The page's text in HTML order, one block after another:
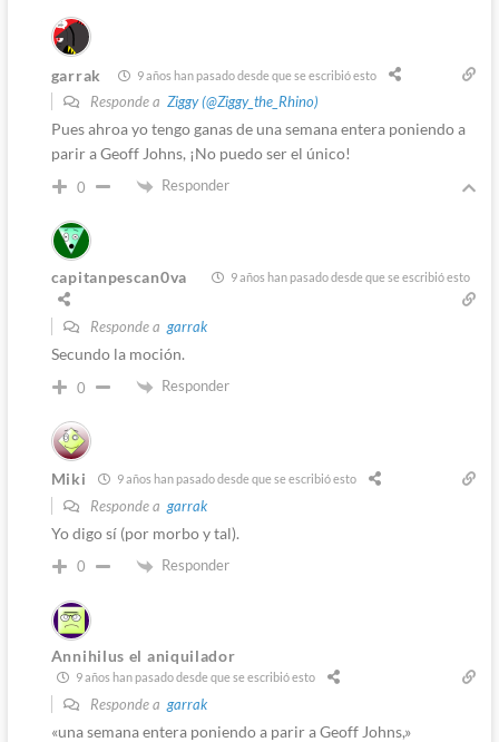
garrak 9 años han pasado desde que se escribió esto
Responde a Ziggy (@Ziggy_the_Rhino)
Pues ahroa yo tengo ganas de una semana entera poniendo a
parir a Geoff Johns, ¡No puedo ser el único!
0 Responder
capitanpescan0va 9 años han pasado desde que se escribió esto
Responde a garrak
Secundo la moción.
0 Responder
Miki 9 años han pasado desde que se escribió esto
Responde a garrak
Yo digo sí (por morbo y tal).
0 Responder
Annihilus el aniquilador
9 años han pasado desde que se escribió esto
Responde a garrak
«una semana entera poniendo a parir a Geoff Johns,»